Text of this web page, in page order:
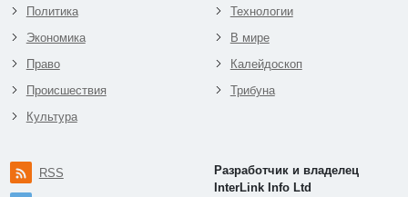
Политика
Экономика
Право
Происшествия
Культура
Технологии
В мире
Калейдоскоп
Трибуна
RSS
Разработчик и владелец
InterLink Info Ltd